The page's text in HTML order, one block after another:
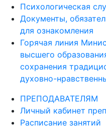
Психологическая
Документы,
для ознакомления
Горячая линия
высшего
сохранения
духовно-
ПРЕПОДАВАТЕЛЯМ
Личный кабинет
Расписание занятий